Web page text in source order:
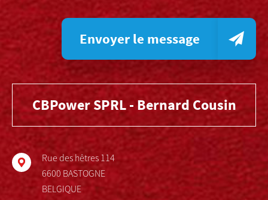
Envoyer le message
CBPower SPRL - Bernard Cousin
Rue des hêtres 114
6600 BASTOGNE
BELGIQUE